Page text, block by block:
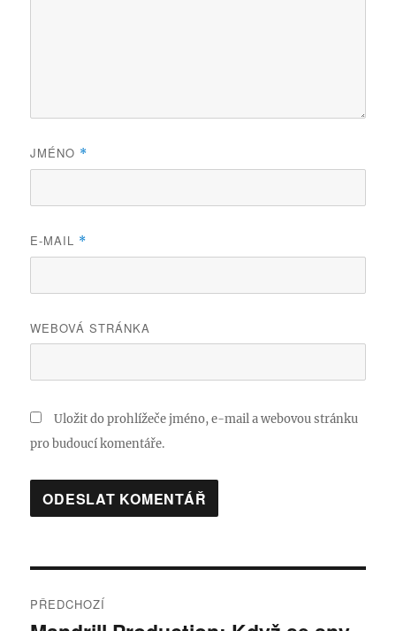
JMÉNO *
E-MAIL *
WEBOVÁ STRÁNKA
Uložit do prohlížeče jméno, e-mail a webovou stránku
pro budoucí komentáře.
pro
PŘEDCHOZÍ